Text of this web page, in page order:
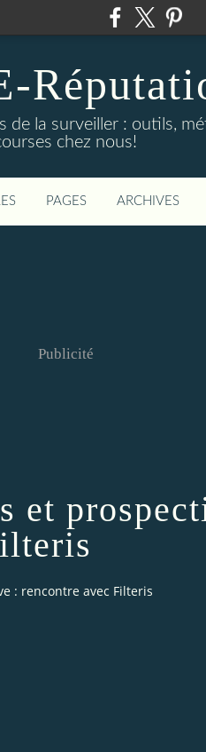
la surveiller : outils,
chez nous!
PAGES ARCHIVES
Publicité
et
: rencontre avec Filteris